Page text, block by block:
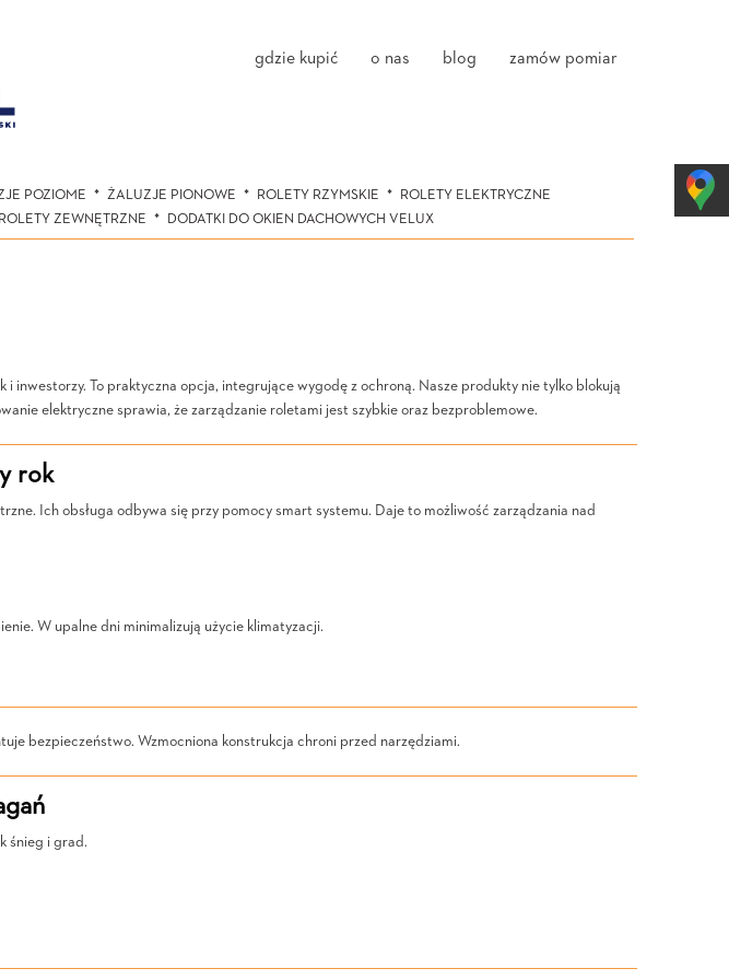
gdzie kupić o nas blog zamów pomiar
POZIOME ŻALUZJE PIONOWE ROLETY RZYMSKIE
ROLETY ELEKTRYCZNE
ROLETY ZEWNĘTRZNE DODATKI DO OKIEN DACHOWYCH VELUX
To praktyczna opcja, integrujące wygodę z ochroną. Nasze produkty nie tylko blokują
elektryczne sprawia, że zarządzanie roletami jest szybkie oraz bezproblemowe.
rok
Ich obsługa odbywa się przy pomocy smart systemu. Daje to możliwość zarządzania nad
W upalne dni minimalizują użycie klimatyzacji.
bezpieczeństwo. Wzmocniona konstrukcja chroni przed narzędziami.
śnieg i grad.